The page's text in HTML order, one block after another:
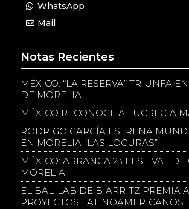
WhatsApp
Mail
Notas Recientes
MÉXICO: “LA RESERVA” TRIUNFA
DE MORELIA
MÉXICO RECONOCE A LUCRECIA
RODRIGO GARCÍA ESTRENA
EN MORELIA “LAS LOCURAS”
MÉXICO: ARRANCA 23 FESTIVAL
MORELIA
EL BAL-LAB DE BIARRITZ PREMIA
PROYECTOS LATINOAMERICANOS